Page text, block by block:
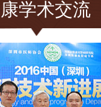
学术交流